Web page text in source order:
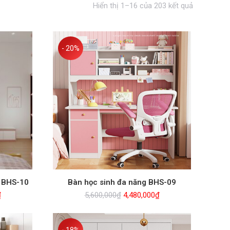
Hiển thị 1–16 của 203 kết quả
10
Giá
tại
là:
- 20%
Bàn học sinh đa năng BHS-09
5,600,000₫ Giá
là:
5,600,000₫.
4,480,000₫Giá
tại
là: